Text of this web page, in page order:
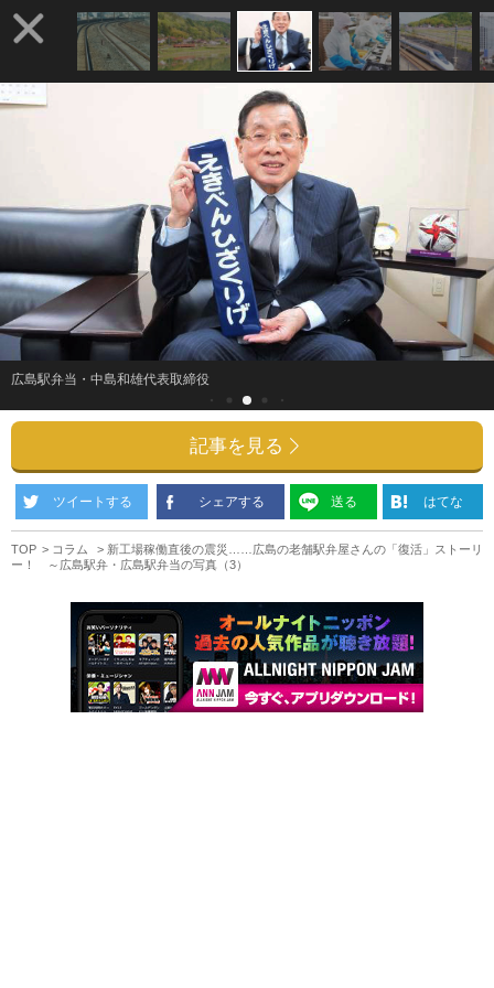
広島駅弁当・中島和雄代表取締役
記事を見る
ツイートする シェアする 送る はてな
TOP コラム
新工場稼働直後の震災……広島の老舗駅弁屋さんの「復活」ストーリ
ー！ ～広島駅弁・広島駅弁当の写真（3）